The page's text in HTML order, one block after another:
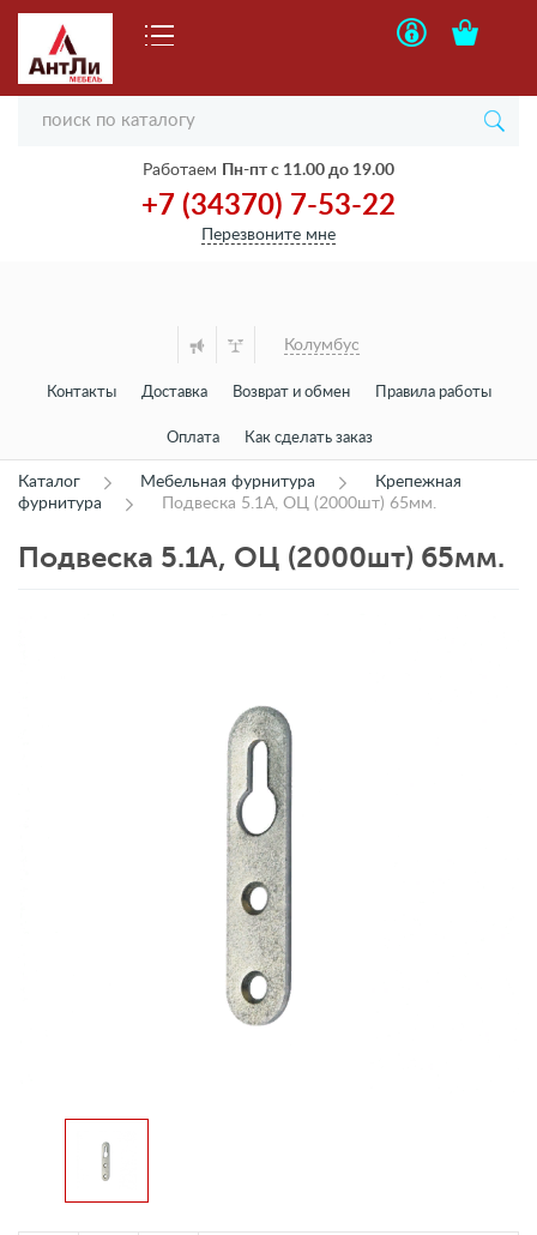
Работаем Пн-пт с 11.00 до 19.00
+7 (34370) 7-53-22
Перезвоните мне
Колумбус
Контакты Доставка Возврат и обмен Правила работы
Оплата Как сделать заказ
Каталог Мебельная фурнитура
Крепежная
фурнитура
Подвеска 5.1А, ОЦ (2000шт) 65мм.
Подвеска 5.1А, ОЦ (2000шт) 65мм.